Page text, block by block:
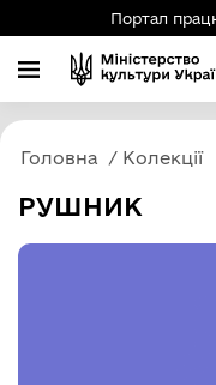
Портал
Головна Колекції
РУШНИК